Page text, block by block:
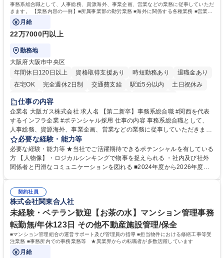
事務系総合職として、人事総務、資源海外、事業企画、営業などの業務に従事していただ
きます。 【業務内容の一例】■所属事業部の勤労業務 ■海外に関係する各種業務 ■営業部
門の企画スタッフ、ルート営業
月給
22万7000円以上
勤務地
大阪府大阪市中央区
年間休日120日以上
資格取得支援あり 時短勤務あり
退職金あり
在宅OK
完全週休2日制 交通費支給 駅近5分以内
土日祝休み
服装自由
第二新卒歓迎
仕事の内容
企業名 大阪ガス株式会社 求人名 【第二新卒】事務系総合職 #関西を代表
するインフラ企業 #ポテンシャル採用 仕事の内容 事務系総合職として、
人事総務、資源海外、事業企画、営業などの業務に従事していただきま
す。 【業務内容の一例】■所属事業部の勤労業務 ■海外に関係する各種業
務 ■営業部門の企画スタッフ、ルート営業 【キャリアパス】入社後の配属
ポジションで一定期間ご活躍頂いた後、本人の適性及び将来のキャリアを
鑑みてジョブローテーションを行います。 【育成】OJTでの現場育成や研
表するインフラ企業 #ポテンシャル採用
必要な経験・能力等
必要な経験・能力等 ★当社でご活躍期待できるポテンシャルを有している
方 【人物像】・ロジカルシンキングで物事を捉えられる ・社内及び社外
関係者と円滑なコミュニケーションを図れる ■2024年度から2026年度ま
72.html ■エネルギーセキュリティの不安定化や気候変動による自然災害の
甚大化など、これまで以上に社会課題解決の重要性が高まっています。
「未来の日常」の創造に向けて持続可能な社会の実現に貢献してまいりま
す。 学歴・資格 学歴：大学院 大学 語学力： 資格：
契約社員
株式会社関東合人社
未経験・ベテラン歓迎【お茶の水】マンション管理事務
転勤無/年休123日 その他不動産施設管理/保全
■マンション管理組合の運営サポート及び管理員の指導 ■担当物件における修繕工事等受
注業務 ■事務所内での事務業務等 ★異業界からの転職者が多数活躍しています
月給